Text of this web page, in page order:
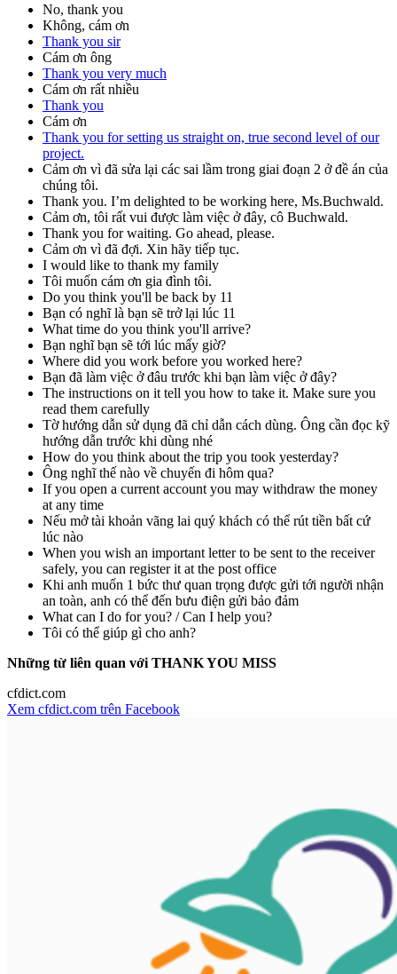
No, thank you
Không, cám ơn
Thank you sir
Cám ơn ông
Thank you very much
Cám ơn rất nhiều
Thank you
Cám ơn
Thank you for setting us straight on, true second level of our
project.
Cảm ơn vì đã sửa lại các sai lầm trong giai đoạn 2 ở đề án của
chúng tôi.
Thank you. I’m delighted to be working here, Ms.Buchwald.
Cảm ơn, tôi rất vui được làm việc ở đây, cô Buchwald.
Thank you for waiting. Go ahead, please.
Cảm ơn vì đã đợi. Xin hãy tiếp tục.
I would like to thank my family
Tôi muốn cám ơn gia đình tôi.
Do you think you'll be back by 11
Bạn có nghĩ là bạn sẽ trở lại lúc 11
What time do you think you'll arrive?
Bạn nghĩ bạn sẽ tới lúc mấy giờ?
Where did you work before you worked here?
Bạn đã làm việc ở đâu trước khi bạn làm việc ở đây?
The instructions on it tell you how to take it. Make sure you
read them carefully
Tờ hướng dẫn sử dụng đã chỉ dẫn cách dùng. Ông cần đọc kỹ
hướng dẫn trước khi dùng nhé
How do you think about the trip you took yesterday?
Ông nghĩ thế nào về chuyến đi hôm qua?
If you open a current account you may withdraw the money
at any time
Nếu mở tài khoản vãng lai quý khách có thể rút tiền bất cứ
lúc nào
When you wish an important letter to be sent to the receiver
safely, you can register it at the post office
Khi anh muốn 1 bức thư quan trọng được gửi tới người nhận
an toàn, anh có thể đến bưu điện gửi bảo đảm
What can I do for you? / Can I help you?
Tôi có thể giúp gì cho anh?
Những từ liên quan với THANK YOU MISS
cfdict.com
Xem cfdict.com trên Facebook